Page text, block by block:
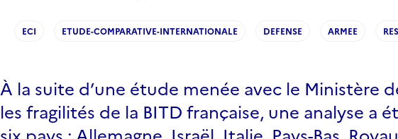
ECI ETUDE-COMPARATIVE-INTERNATIONALE DEFENSE ARMEE
À la suite d’une étude menée avec le Ministère
les fragilités de la BITD française, une analyse a